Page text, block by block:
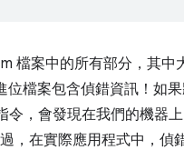
檔案中的所有部分，其
位檔案包含偵錯資訊！如
令，會發現在我們的機器
，在實際應用程式中，